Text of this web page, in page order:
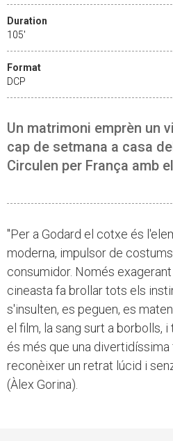
Duration
105'
Format
DCP
Un matrimoni emprèn un
cap de setmana a casa
Circulen per França amb
"Per a Godard el cotxe és
moderna, impulsor de
consumidor. Només
cineasta fa brollar tots els
s'insulten, es peguen, es
el film, la sang surt a borbolls,
és més que una
reconèixer un retrat lúcid i
(Àlex Gorina).